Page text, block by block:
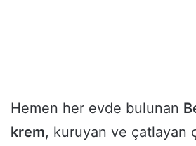
Hemen her evde bulunan
krem, kuruyan ve çatlayan